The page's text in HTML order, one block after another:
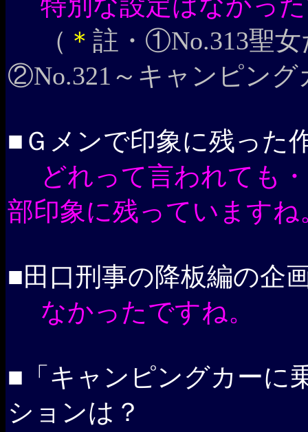
（ ＊ 註・①No.313聖
②No.321～キャンピング
■Ｇメンで印象に残った
どれって言われても
部印象に残っていますね
■田口刑事の降板編の企
なかったですね。
■「キャンピングカーに
ションは？